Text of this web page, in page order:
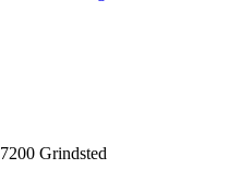
Grindsted